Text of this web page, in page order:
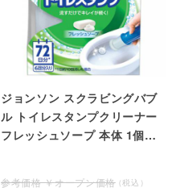
ジョンソン スクラビングバブ
ル トイレスタンプクリーナー
フレッシュソープ 本体 1個＜
オープン価格